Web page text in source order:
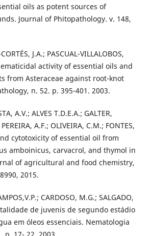
oils as potent sources of
Journal of Phitopathology. v. 148,
J.A.; PASCUAL-VILLALOBOS,
activity of essential oils and
from Asteraceae against root-knot
n. 52. p. 395-401. 2003.
A.V.; ALVES T.D.E.A.; GALTER,
A.F.; OLIVEIRA, C.M.; FONTES,
cytotoxicity of essential oil from
amboinicus, carvacrol, and thymol in
of agricultural and food chemistry,
2015.
CARDOSO, M.G.; SALGADO,
de juvenis de segundo estádio
em óleos essenciais. Nematologia